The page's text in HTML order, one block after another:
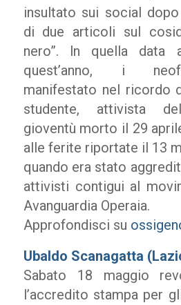
insultato sui social
di due articoli sul
nero”. ln quella data
quest’anno, i
manifestato nel ricordo
studente, attivista
gioventù morto il 29
alle ferite riportate il 13
quando era stato
attivisti contigui al
Avanguardia Operaia.
Approfondisci su
Ubaldo Scanagatta
Sabato 18 maggio
l’accredito stampa per